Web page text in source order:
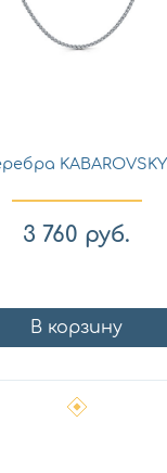
KABAROVSKY
3 760 руб.
В корзину